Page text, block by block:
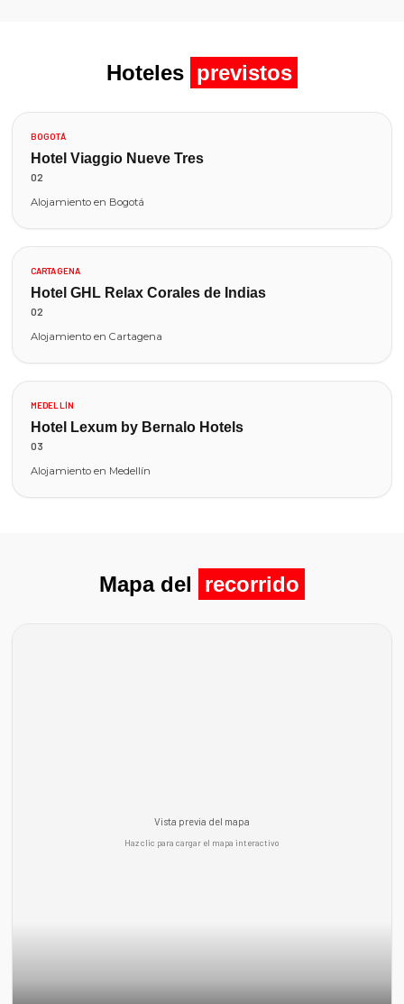
Hoteles previstos
BOGOTÁ
Hotel Viaggio Nueve Tres
02
Alojamiento en Bogotá
CARTAGENA
Hotel GHL Relax Corales de Indias
02
Alojamiento en Cartagena
MEDELLÍN
Hotel Lexum by Bernalo Hotels
03
Alojamiento en Medellín
Mapa del recorrido
Vista previa del mapa
Haz clic para cargar el mapa interactivo